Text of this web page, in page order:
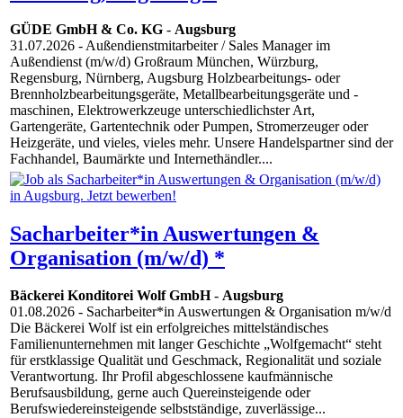
GÜDE GmbH & Co. KG - Augsburg
31.07.2026 - Außendienstmitarbeiter / Sales Manager im
Außendienst (m/w/d) Großraum München, Würzburg,
Regensburg, Nürnberg, Augsburg Holzbearbeitungs- oder
Brennholzbearbeitungsgeräte, Metallbearbeitungsgeräte und -
maschinen, Elektrowerkzeuge unterschiedlichster Art,
Gartengeräte, Gartentechnik oder Pumpen, Stromerzeuger oder
Heizgeräte, und vieles, vieles mehr. Unsere Handelspartner sind der
Fachhandel, Baumärkte und Internethändler....
Sacharbeiter*in Auswertungen &
Organisation (m/w/d) *
Bäckerei Konditorei Wolf GmbH- Augsburg
01.08.2026 - Sacharbeiter*in Auswertungen & Organisation m/w/d
Die Bäckerei Wolf ist ein erfolgreiches mittelständisches
Familienunternehmen mit langer Geschichte „Wolfgemacht“ steht
für erstklassige Qualität und Geschmack, Regionalität und soziale
Verantwortung. Ihr Profil abgeschlossene kaufmännische
Berufsausbildung, gerne auch Quereinsteigende oder
Berufswiedereinsteigende selbstständige, zuverlässige...